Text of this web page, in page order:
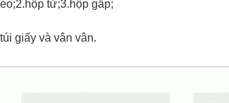
từ;3.hộp gấp;
giấy và vân vân.